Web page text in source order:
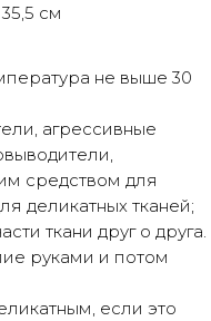
см
не выше 30
агрессивные
средством для
деликатных тканей;
ткани друг о друга.
руками и потом
если это